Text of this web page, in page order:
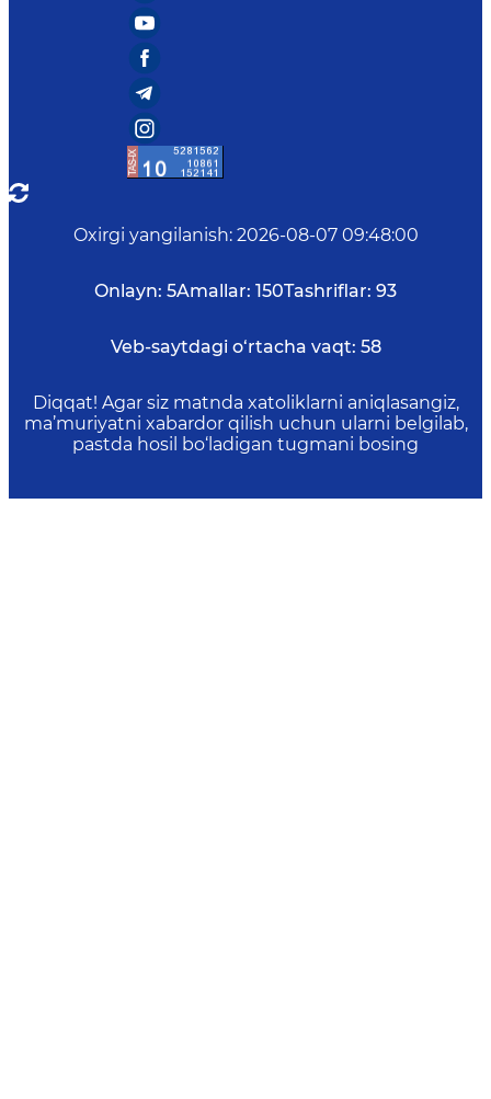
Oxirgi yangilanish: 2026-08-07 09:48:00
Onlayn: 5Amallar: 150Tashriflar: 93
Veb-saytdagi o‘rtacha vaqt: 58
Diqqat! Agar siz matnda xatoliklarni aniqlasangiz,
ma’muriyatni xabardor qilish uchun ularni belgilab,
pastda hosil bo‘ladigan tugmani bosing